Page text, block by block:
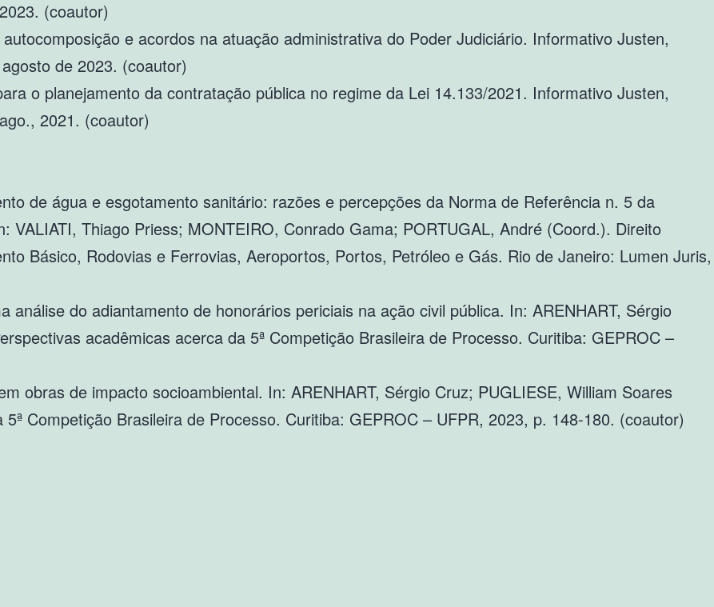
(coautor)
e acordos na atuação administrativa do Poder Judiciário. Informativo Justen,
de 2023. (coautor)
o planejamento da contratação pública no regime da Lei 14.133/2021. Informativo Justen,
2021. (coautor)
de água e esgotamento sanitário: razões e percepções da Norma de Referência n. 5 da
VALIATI, Thiago Priess; MONTEIRO, Conrado Gama; PORTUGAL, André (Coord.). Direito
Básico, Rodovias e Ferrovias, Aeroportos, Portos, Petróleo e Gás. Rio de Janeiro: Lumen Juris,
análise do adiantamento de honorários periciais na ação civil pública. In: ARENHART, Sérgio
acadêmicas acerca da 5ª Competição Brasileira de Processo. Curitiba: GEPROC –
obras de impacto socioambiental. In: ARENHART, Sérgio Cruz; PUGLIESE, William Soares
Competição Brasileira de Processo. Curitiba: GEPROC – UFPR, 2023, p. 148-180. (coautor)